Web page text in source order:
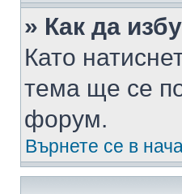
» Как да
Като
тема ще се
форум.
Върнете се в